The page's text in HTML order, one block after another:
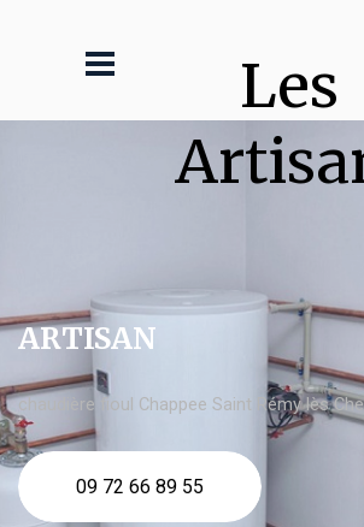
Les
ARTISAN
chaudière fioul Chappee Saint Rémy lès
09 72 66 89 55